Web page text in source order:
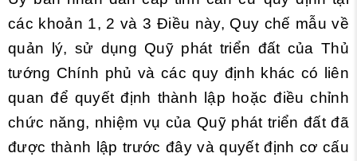
các khoản 1, 2 và 3 Điều này, Quy chế mẫu về
quản lý, sử dụng Quỹ phát triển đất của Thủ
tướng Chính phủ và các quy định khác có liên
quan để quyết định thành lập hoặc điều chỉnh
chức năng, nhiệm vụ của Quỹ phát triển đất đã
được thành lập trước đây và quyết định cơ cấu